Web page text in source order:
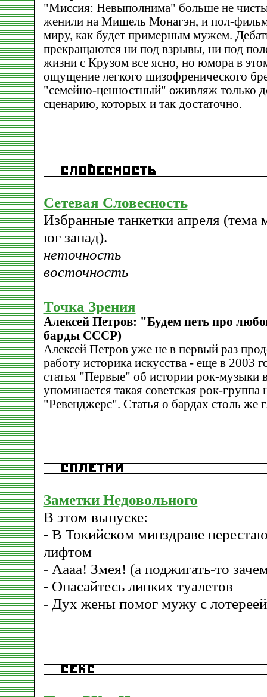
"Миссия: Невыполнима" больше не
женили на Мишель Монагэн, и пол-
миру, как будет примерным мужем.
прекращаются ни под взрывы, ни под
жизни с Крузом все ясно, но юмора в
ощущение легкого шизофренического
"семейно-ценностный" оживляж только
сценарию, которых и так достаточно.
Сетевая Словесность
Избранные танкетки апреля (тема
юг запад).
неточность
восточность
Точка Зрения
Алексей Петров: "Будем петь про
барды СССР)
Алексей Петров уже не в первый раз
работу историка искусства - еще в 2003
статья "Первые" об истории рок-музыки
упоминается такая советская рок-
"Ревенджерс". Статья о бардах столь же
Заметки Недовольного
В этом выпуске:
- В Токийском минздраве
лифтом
- Аааа! Змея! (а поджигать-то
- Опасайтесь липких туалетов
- Дух жены помог мужу с лотереей